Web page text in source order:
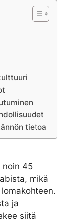
tietoa
noin 45
mikä
ja
siitä